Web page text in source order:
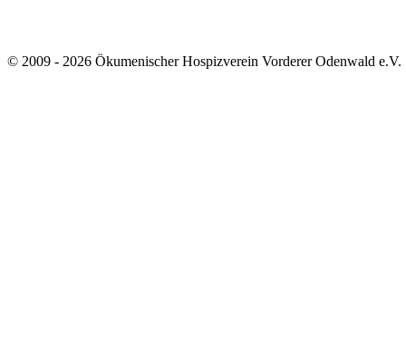
© 2009 - 2026 Ökumenischer Hospizverein Vorderer Odenwald e.V.